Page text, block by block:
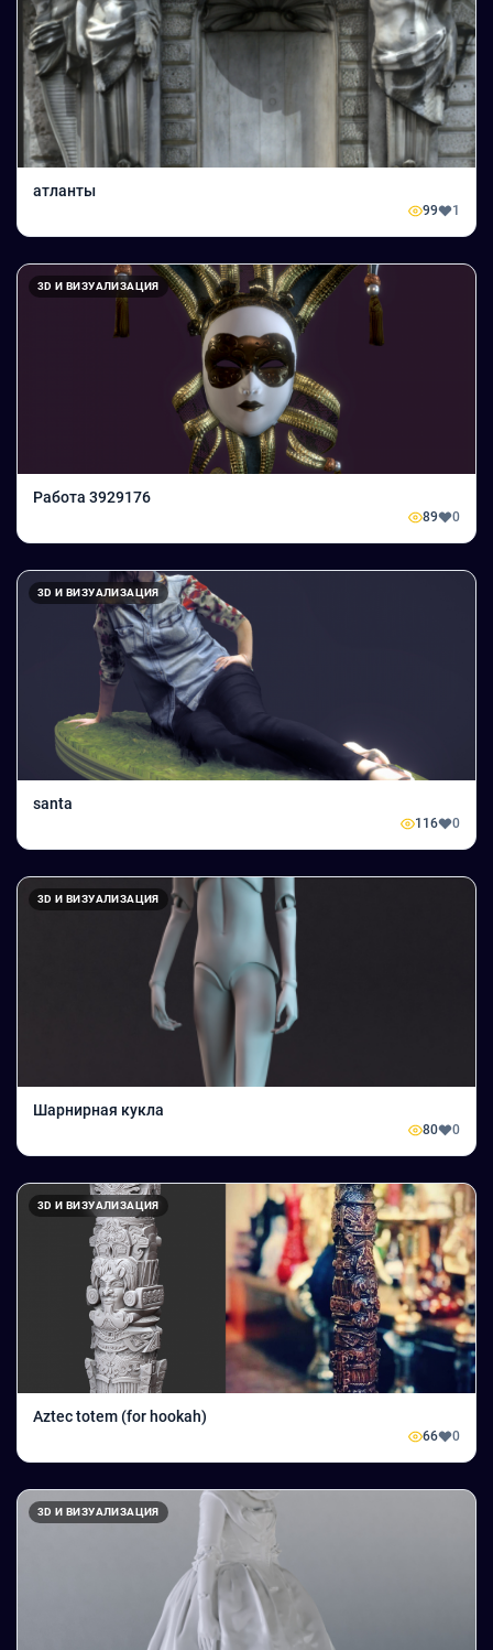
атланты
99 1
3D И ВИЗУАЛИЗАЦИЯ
Работа 3929176
89 0
3D И ВИЗУАЛИЗАЦИЯ
santa
116 0
3D И ВИЗУАЛИЗАЦИЯ
Шарнирная кукла
80 0
3D И ВИЗУАЛИЗАЦИЯ
Aztec totem (for hookah)
66 0
3D И ВИЗУАЛИЗАЦИЯ